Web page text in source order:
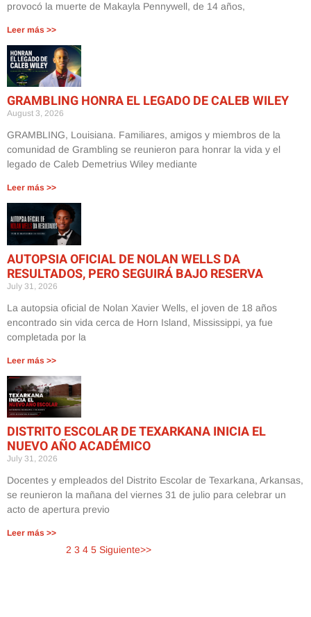
provocó la muerte de Makayla Pennywell, de 14 años,
Leer más >>
GRAMBLING HONRA EL LEGADO DE CALEB WILEY
August 3, 2026
GRAMBLING, Louisiana. Familiares, amigos y miembros de la
comunidad de Grambling se reunieron para honrar la vida y el
legado de Caleb Demetrius Wiley mediante
Leer más >>
AUTOPSIA OFICIAL DE NOLAN WELLS DA
RESULTADOS, PERO SEGUIRÁ BAJO RESERVA
July 31, 2026
La autopsia oficial de Nolan Xavier Wells, el joven de 18 años
encontrado sin vida cerca de Horn Island, Mississippi, ya fue
completada por la
Leer más >>
DISTRITO ESCOLAR DE TEXARKANA INICIA EL
NUEVO AÑO ACADÉMICO
July 31, 2026
Docentes y empleados del Distrito Escolar de Texarkana, Arkansas,
se reunieron la mañana del viernes 31 de julio para celebrar un
acto de apertura previo
Leer más >>
2 3 4 5 Siguiente>>